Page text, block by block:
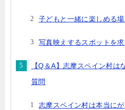
子どもと一緒に楽しめる
写真映えするスポットを
【Q＆A】志摩スペイン村は
質問
志摩スペイン村は本当に